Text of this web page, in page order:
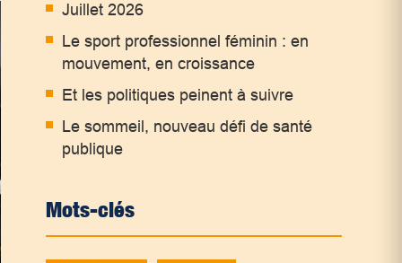
Juillet 2026
Le sport professionnel féminin : en
mouvement, en croissance
Et les politiques peinent à suivre
Le sommeil, nouveau défi de santé
publique
Mots-clés